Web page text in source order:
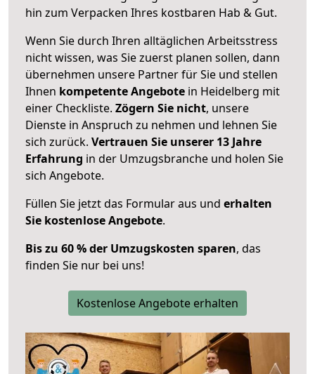
hin zum Verpacken Ihres kostbaren Hab & Gut.
Wenn Sie durch Ihren alltäglichen Arbeitsstress
nicht wissen, was Sie zuerst planen sollen, dann
übernehmen unsere Partner für Sie und stellen
Ihnen kompetente Angebote in Heidelberg mit
einer Checkliste. Zögern Sie nicht, unsere
Dienste in Anspruch zu nehmen und lehnen Sie
sich zurück. Vertrauen Sie unserer 13 Jahre
Erfahrung in der Umzugsbranche und holen Sie
sich Angebote.
Füllen Sie jetzt das Formular aus und erhalten
Sie kostenlose Angebote.
Bis zu 60 % der Umzugskosten sparen, das
finden Sie nur bei uns!
Kostenlose Angebote erhalten